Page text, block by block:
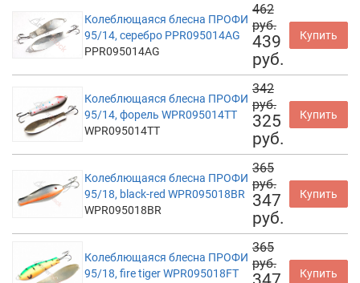
Колеблющаяся блесна ПРОФИ
95/14, серебро PPR095014AG
PPR095014AG
462
руб.
439
руб.
Купить
Колеблющаяся блесна ПРОФИ
95/14, форель WPR095014TT
WPR095014TT
342
руб.
325
руб.
Купить
Колеблющаяся блесна ПРОФИ
95/18, black-red WPR095018BR
WPR095018BR
365
руб.
347
руб.
Купить
Колеблющаяся блесна ПРОФИ
95/18, fire tiger WPR095018FT
365
руб.
Купить